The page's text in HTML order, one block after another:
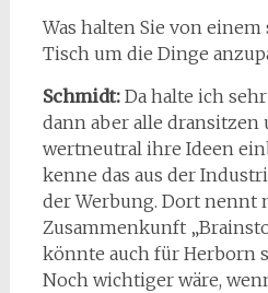
Was halten Sie von
Tisch um die Dinge
Schmidt: Da halte ich
dann aber alle dransitzen
wertneutral ihre Ideen
kenne das aus der
der Werbung. Dort nennt
Zusammenkunft
könnte auch für Herborn
Noch wichtiger wäre,